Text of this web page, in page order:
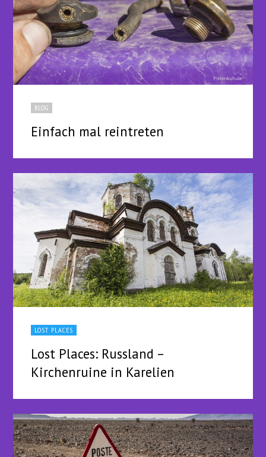
BLOG
Einfach mal reintreten
LOST PLACES
Lost Places: Russland –
Kirchenruine in Karelien